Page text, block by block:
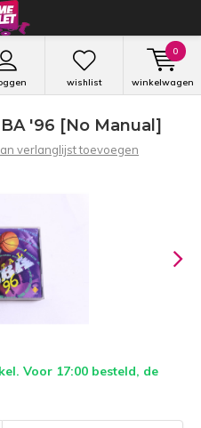
wishlist winkelwagen
0
'96 [No Manual]
verlanglijst toevoegen
Voor 17:00 besteld, de